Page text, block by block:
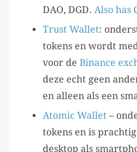
DAO, DGD. Also has
Trust Wallet:
tokens en wordt
voor de Binance
deze echt geen
en alleen als een
Atomic Wallet –
tokens en is
desktop als